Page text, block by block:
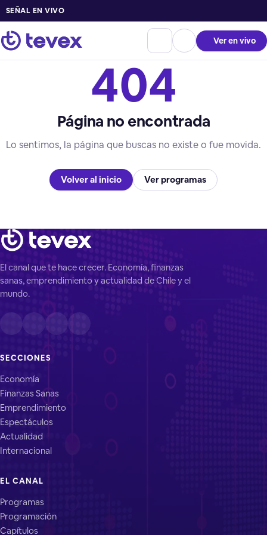
SEÑAL EN VIVO
Ver en vivo
404
Página no encontrada
Lo sentimos, la página que buscas no existe o fue movida.
Volver al inicio Ver programas
El canal que te hace crecer. Economía, finanzas
sanas, emprendimiento y actualidad de Chile y el
mundo.
SECCIONES
Economía
Finanzas Sanas
Emprendimiento
Espectáculos
Actualidad
Internacional
EL CANAL
Programas
Programación
Capítulos